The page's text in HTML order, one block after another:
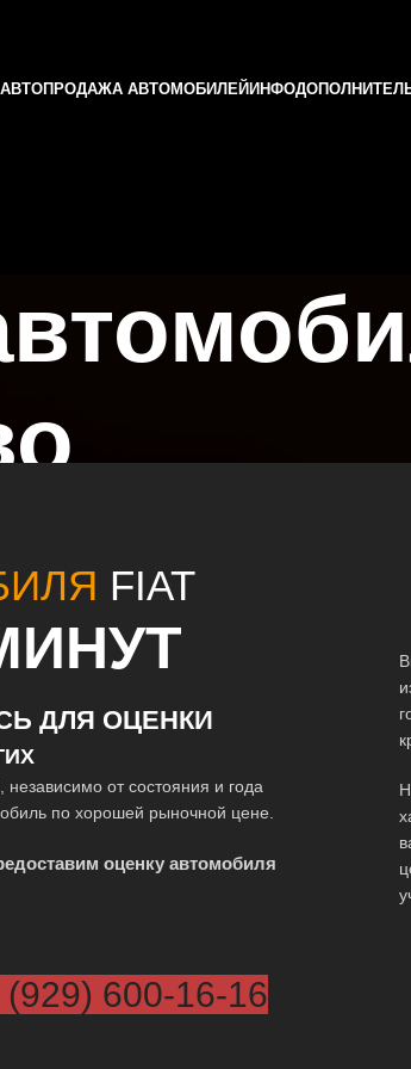
ПРОДАЖА АВТОМОБИЛЕЙ ИНФО
FIAT
ДЛЯ ОЦЕНКИ
от состояния и года
по хорошей рыночной цене.
оценку автомобиля
(929) 600-16-16